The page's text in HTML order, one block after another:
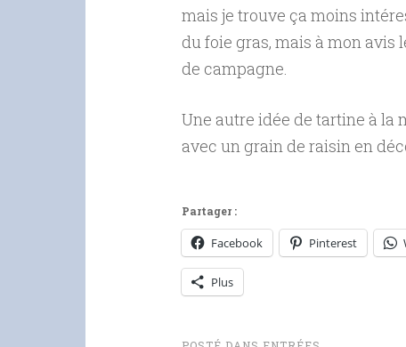
mais je trouve ça moins
du foie gras, mais à mon
de campagne.
Une autre idée de tartine à la
avec un grain de raisin en
Partager :
Facebook Pinterest
Plus